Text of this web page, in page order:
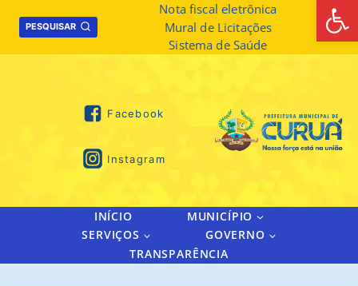
PESQUISAR
Nota fiscal eletrônica
Mural de Licitações
Sistema de Saúde
Facebook
Instagram
INÍCIO
MUNICÍPIO
SERVIÇOS
GOVERNO
TRANSPARÊNCIA